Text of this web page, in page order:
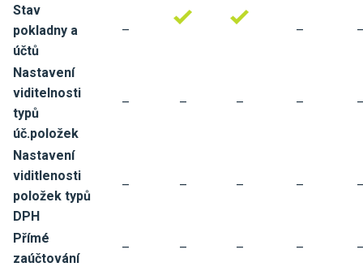
Stav
pokladny a
účtů
– –
Nastavení
viditelnosti
typů
úč.položek
– – – –
Nastavení
viditlenosti
položek typů
DPH
– – – –
Přímé
zaúčtování
– – – –